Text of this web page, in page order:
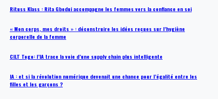
Rituss Klass : Rita Gbodui accompagne les femmes vers la confiance en soi
« Mon corps, mes droits » : déconstruire les idées reçues sur l’hygiène
corporelle de la femme
CILT Togo: l’IA trace la voie d’une supply chain plus intelligente
IA : et si la révolution numérique devenait une chance pour l’égalité entre les
filles et les garçons ?